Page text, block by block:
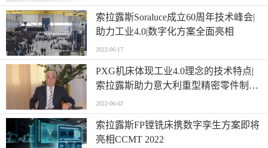
抢占双碳战略下的新赢利点|索拉露斯
2022镗铣与自动化科技动态
索拉露斯Soraluce成立60周年技术峰会|
助力工业4.0|数字化方案全面亮相
2022-06-17
PXG机床体现工业4.0理念的技术特点|
索拉露斯助力意大利重型精密零件制造
商确立市场地位
2022-06-02
索拉露斯FP镗铣床携数字孪生方案即将
亮相CCMT 2022